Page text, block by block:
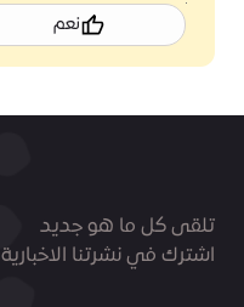
نعم
تلقى كل ما هو جديد
اشترك في نشرتنا الاخبارية